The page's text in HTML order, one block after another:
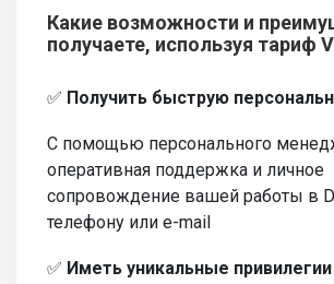
Какие возможности и
получаете, используя тариф
✅ Получить быструю
С помощью персонального
оперативная поддержка и личное
сопровождение вашей работы в
телефону или e-mail
✅ Иметь уникальные